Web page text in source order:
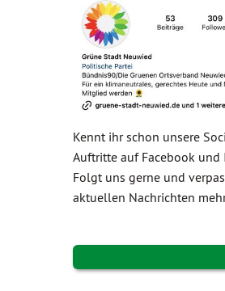
Kennt ihr schon unsere
Auftritte auf Facebook und
Folgt uns gerne und
aktuellen Nachrichten